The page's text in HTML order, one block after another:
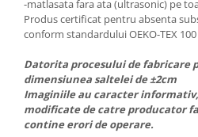
-matlasata fara ata (ultrasonic) pe
Produs certificat pentru absenta
conform standardului OEKO-TEX 100
Datorita procesului de fabricare
dimensiunea saltelei de ±2cm
Imaginiile au caracter
modificate de catre producator
contine erori de operare.